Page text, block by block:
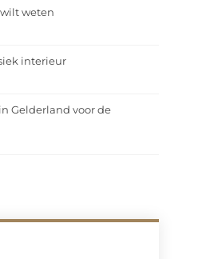
weten
interieur
Gelderland voor de